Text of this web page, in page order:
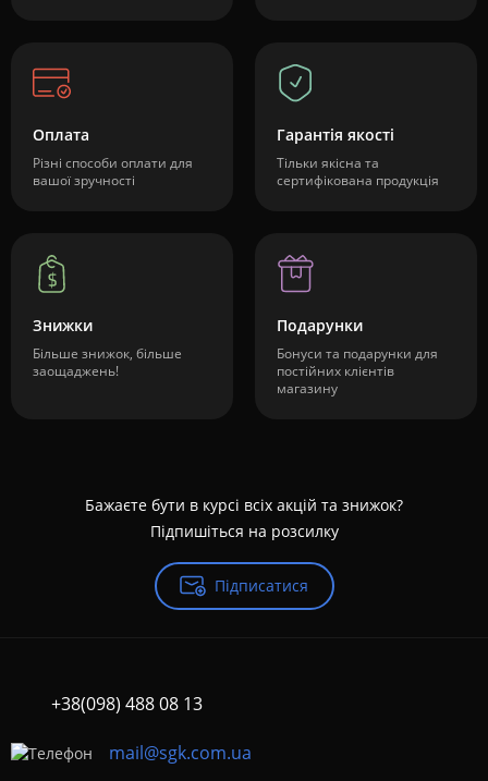
Оплата
Різні способи оплати для
вашої зручності
Гарантія якості
Тільки якісна та
сертифікована продукція
Знижки
Більше знижок, більше
заощаджень!
Подарунки
Бонуси та подарунки для
постійних клієнтів
магазину
Бажаєте бути в курсі всіх акцій та знижок?
Підпишіться на розсилку
Підписатися
+38(098) 488 08 13
mail@sgk.com.ua